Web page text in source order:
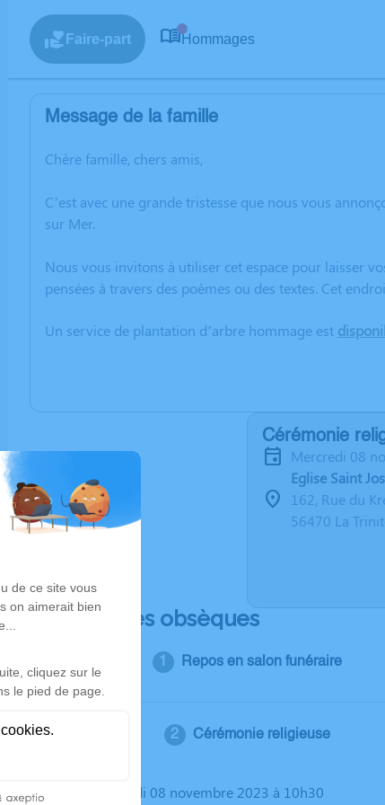
Faire-part Hommages
Message de la famille
Chère famille, chers amis,
C’est avec une grande tristesse que nous vous
sur Mer.
Nous vous invitons à utiliser cet espace pour laisser
pensées à travers des poèmes ou des textes. Cet
Un service de plantation d’arbre hommage est
Cérémonie
mercredi 08
Eglise Saint
162, Rue du
56470 La
Déroulé des obsèques
Repos en salon funéraire
Cérémonie religieuse
Le mercredi 08 novembre 2023 à 10h30